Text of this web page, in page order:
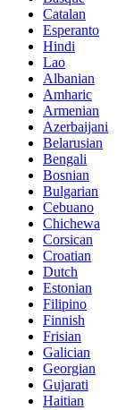
Catalan
Esperanto
Hindi
Lao
Albanian
Amharic
Armenian
Azerbaijani
Belarusian
Bengali
Bosnian
Bulgarian
Cebuano
Chichewa
Corsican
Croatian
Dutch
Estonian
Filipino
Finnish
Frisian
Galician
Georgian
Gujarati
Haitian